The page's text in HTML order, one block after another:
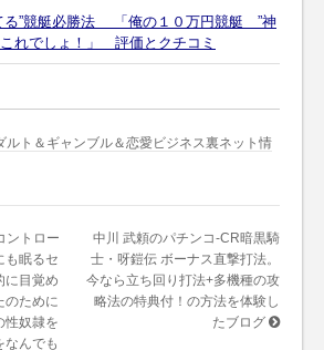
る”競艇必勝法 「俺の１０万円競艇 ”神
これでしょ！」 評価とクチコミ
ルト＆ギャンブル＆恋愛ビジネス裏ネット情
ントロー
眠るセ
に目覚め
のために
性奴隷を
んでも
中川 武頼のパチンコ-CR暗黒騎
士・呀鎧伝 ボーナス直撃打法。
今なら立ち回り打法+多機種の攻
略法の特典付！の方法を体験し
たブログ